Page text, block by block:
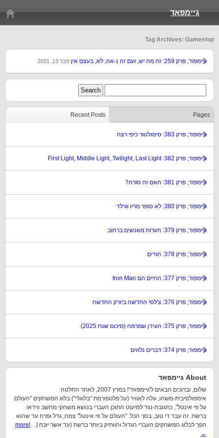
גיימפאד
Tag Archives: Gamestop
גיימפוד, פרק 259: זה מה יש, ועם זה נ-אה, לא, בעצם אין פבר 13, 2021
Recent Posts Pages
גיימפוד, פרק 383: סימולטור כיפי רצח
גיימפוד, פרק 382: First Light, Middle Light, Twilight, Last Light
גיימפוד, פרק 381: האם זה סורה?
גיימפוד, פרק 380: לא סופר מריו וורלד
גיימפוד, פרק 379: הערות מאנשים ברחוב
גיימפוד, פרק 378: הודים
גיימפוד, פרק 377: החיים הם Iron Man
גיימפוד, פרק 376: צ'לסי החדשה ביורק החדשה
גיימפוד, פרק 375: העידן שמרמה (סיכום שנת 2025)
גיימפוד, פרק 374: דברים נלוזים
About גיימפאד
שלום, וברוכים הבאים ל'גיימפאד'! במרץ 2007, לאחר החלטה
אימפולסיבית-משהו, עלה לאוויר (על פלטפורמת "בלוגלי") בלוג המשחקים "העולם
על פי אינטל", כתגובת-נגד למיעוט התוכן העברי בנושא משחקי מחשב ווידאו
ברשת. זה עבד די טוב, בסך הכל. "העולם על פי אינטל" צמח, גדל ופרח עד שהוא
הפך לבלוג המשחקים העברי הגדול והוותיק ביותר ברשת (עד אשר יוכח […] more
→